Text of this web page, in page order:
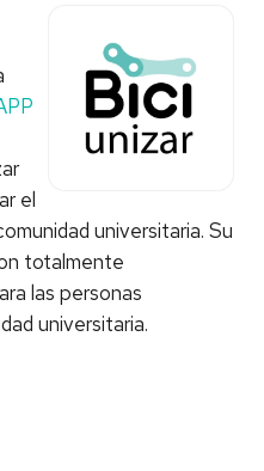
el
universitaria. Su
totalmente
las personas
universitaria.